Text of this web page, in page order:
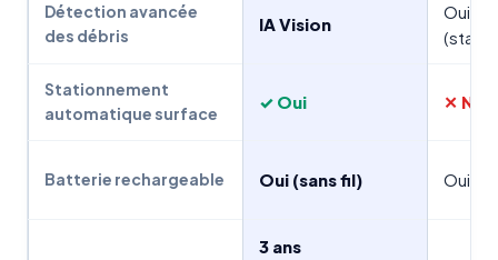
Détection avancée
des débris
IA Vision
Oui
Stationnement
automatique surface
✓ Oui ✕ Non
Batterie rechargeable Oui (sans fil) Oui
3 ans